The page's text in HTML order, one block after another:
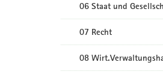
06 Staat und
07 Recht
08